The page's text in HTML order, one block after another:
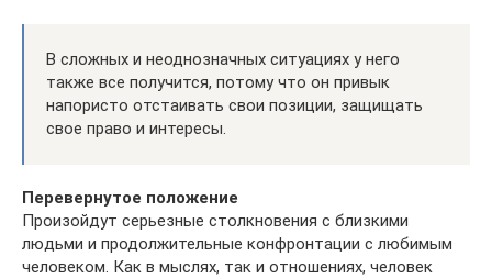
В сложных и неоднозначных ситуациях у него
также все получится, потому что он привык
напористо отстаивать свои позиции, защищать
свое право и интересы.
Перевернутое положение
Произойдут серьезные столкновения с близкими
людьми и продолжительные конфронтации с любимым
человеком. Как в мыслях, так и отношениях, человек